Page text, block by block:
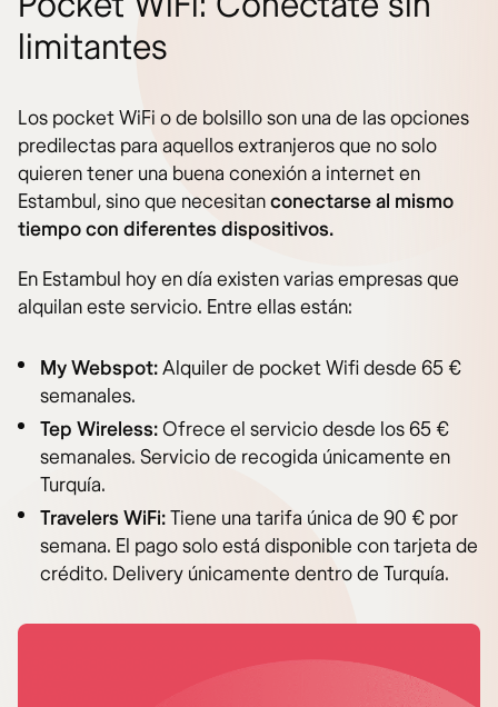
limitantes
Los pocket WiFi o de bolsillo son una de las opciones
predilectas para aquellos extranjeros que no solo
quieren tener una buena conexión a internet en
Estambul, sino que necesitanconectarse al mismo
tiempo con diferentes dispositivos.
En Estambul hoy en día existen varias empresas que
alquilan este servicio. Entre ellas están:
My Webspot:Alquiler de pocket Wifi desde 65 €
semanales.
Tep Wireless:Ofrece el servicio desde los 65 €
semanales. Servicio de recogida únicamente en
Turquía.
Travelers WiFi:Tiene una tarifa única de 90 € por
semana. El pago solo está disponible con tarjeta de
crédito. Delivery únicamente dentro de Turquía.